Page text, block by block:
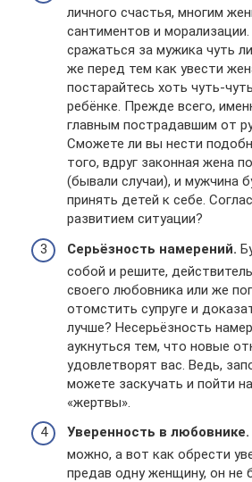
личного счастья, многим
сантиментов и
сражаться за мужика чуть
же перед тем как увести
постарайтесь хоть чуть-
ребёнке. Прежде всего,
главным пострадавшим от
Сможете ли вы нести
того, вдруг законная жена
(бывали случаи), и мужчина
принять детей к себе.
развитием ситуации?
Серьёзность намерений.
собой и решите,
своего любовника или же
отомстить супруге и
лучше? Несерьёзность
аукнуться тем, что новые
удовлетворят вас. Ведь,
можете заскучать и пойти
«жертвы».
Уверенность в любовнике.
можно, а вот как обрести
предав одну женщину, он не